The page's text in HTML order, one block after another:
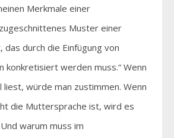
Merkmale einer
Muster einer
das durch die Einfügung von
konkretisiert werden muss.“ Wenn
liest, würde man zustimmen. Wenn
die Muttersprache ist, wird es
warum muss im